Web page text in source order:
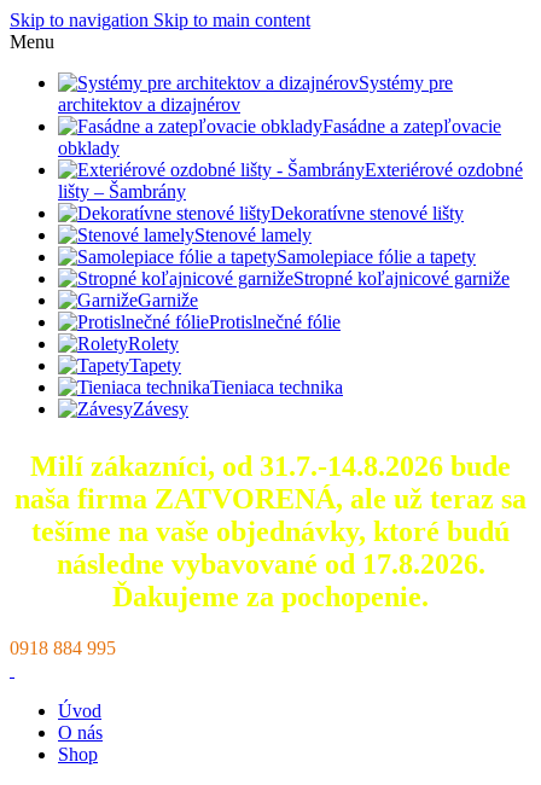
Skip to navigation Skip to main content
Menu
Systémy pre
architektov a dizajnérov
Fasádne a zatepľovacie
obklady
Exteriérové ozdobné
lišty – Šambrány
Dekoratívne stenové lišty
Stenové lamely
Samolepiace fólie a tapety
Stropné koľajnicové garniže
Garniže
Protislnečné fólie
Rolety
Tapety
Tieniaca technika
Závesy
Milí zákazníci, od 31.7.-14.8.2026 bude
naša firma ZATVORENÁ, ale už teraz sa
tešíme na vaše objednávky, ktoré budú
následne vybavované od 17.8.2026.
Ďakujeme za pochopenie.
0918 884 995
Úvod
O nás
Shop